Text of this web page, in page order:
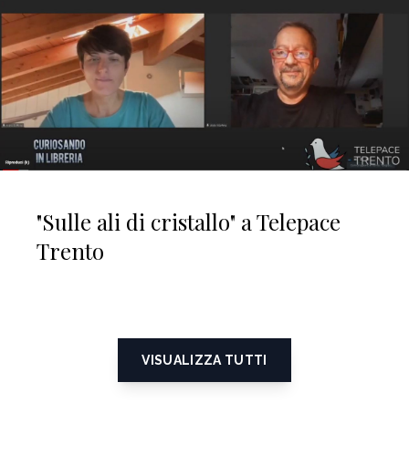
"Sulle ali di cristallo" a Telepace
Trento
VISUALIZZA TUTTI